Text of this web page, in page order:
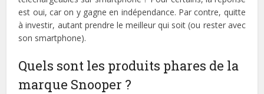
est oui, car on y gagne en indépendance. Par contre, quitte
à investir, autant prendre le meilleur qui soit (ou rester avec
son smartphone).
Quels sont les produits phares de la
marque Snooper ?